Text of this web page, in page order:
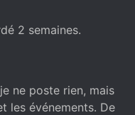
2 semaines.
ne poste rien, mais
les événements. De